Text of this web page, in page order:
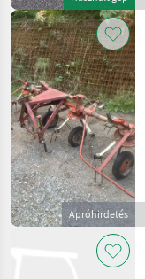
Apróhirdetés